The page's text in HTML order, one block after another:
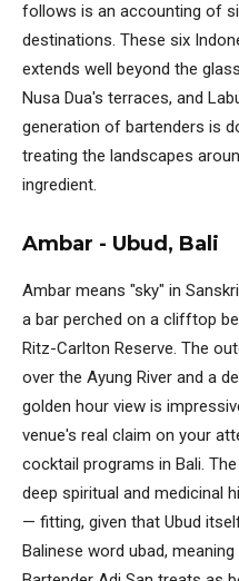
follows is an accounting of
destinations. These six
extends well beyond the
Nusa Dua's terraces, and
generation of bartenders is
treating the landscapes
ingredient.
Ambar - Ubud, Bali
Ambar means "sky" in
a bar perched on a clifftop
Ritz-Carlton Reserve. The
over the Ayung River and a
golden hour view is
venue's real claim on your
cocktail programs in Bali.
deep spiritual and medicinal
— fitting, given that Ubud
Balinese word ubad,